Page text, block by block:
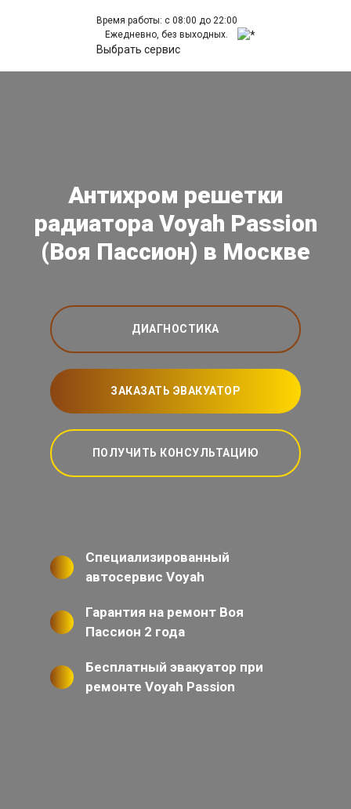
Время работы: с 08:00 до 22:00
Ежедневно, без выходных.
Выбрать сервис
Антихром решетки
радиатора Voyah Passion
(Воя Пассион) в Москве
ДИАГНОСТИКА
ЗАКАЗАТЬ ЭВАКУАТОР
ПОЛУЧИТЬ КОНСУЛЬТАЦИЮ
Специализированный
автосервис Voyah
Гарантия на ремонт Воя
Пассион 2 года
Бесплатный эвакуатор при
ремонте Voyah Passion